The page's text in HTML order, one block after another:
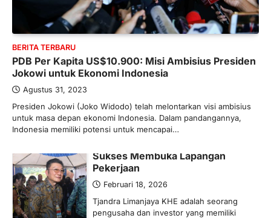
BERITA TERBARU
PDB Per Kapita US$10.900: Misi Ambisius Presiden
Jokowi untuk Ekonomi Indonesia
Agustus 31, 2023
Presiden Jokowi (Joko Widodo) telah melontarkan visi ambisius
untuk masa depan ekonomi Indonesia. Dalam pandangannya,
Indonesia memiliki potensi untuk mencapai…
1
Banyak Negara Incar Urea RI,
Industri Pupuk Indonesia Kembali
Bergairah?
Ketegangan di Timur Tengah mulai
mengubah peta pasokan komoditas
BERITA TERBARU
Sukses Membuka Lapangan
Pekerjaan
Februari 18, 2026
Tjandra Limanjaya KHE adalah seorang
pengusaha dan investor yang memiliki